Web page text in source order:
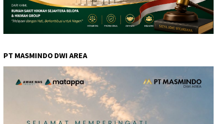
PT MASMINDO DWI AREA